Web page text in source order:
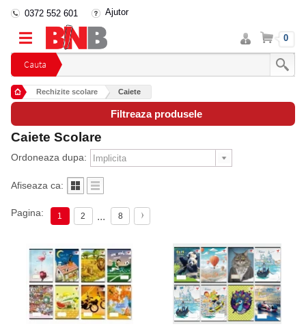
Cauta
0372 552 601 Ajutor
Intra
in
cont
Cos 0
Rechizite scolare Caiete
Filtreaza produsele
Caiete Scolare
Ordoneaza dupa:
Afiseaza ca:
Pagina: 1 2 ... 8